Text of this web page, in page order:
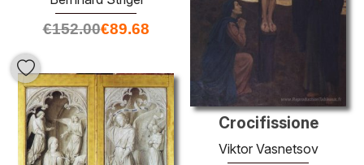
€152.00€89.68
Crocifissione
Viktor Vasnetsov